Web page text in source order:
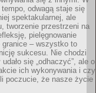
odwagą staje się
spektakularnej, ale
tworzenie przestrzeni na
pielęgnowanie
granice – wszystko to
sukcesu. Nie chodzi
się „odhaczyć”, ale o
ich wykonywania i czy
poczucie, że nasze życie